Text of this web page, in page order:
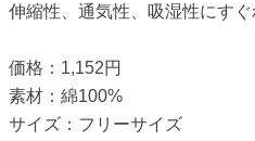
伸縮性、通気性、吸湿性にすぐ
価格：1,152円
素材：綿100%
サイズ：フリーサイズ